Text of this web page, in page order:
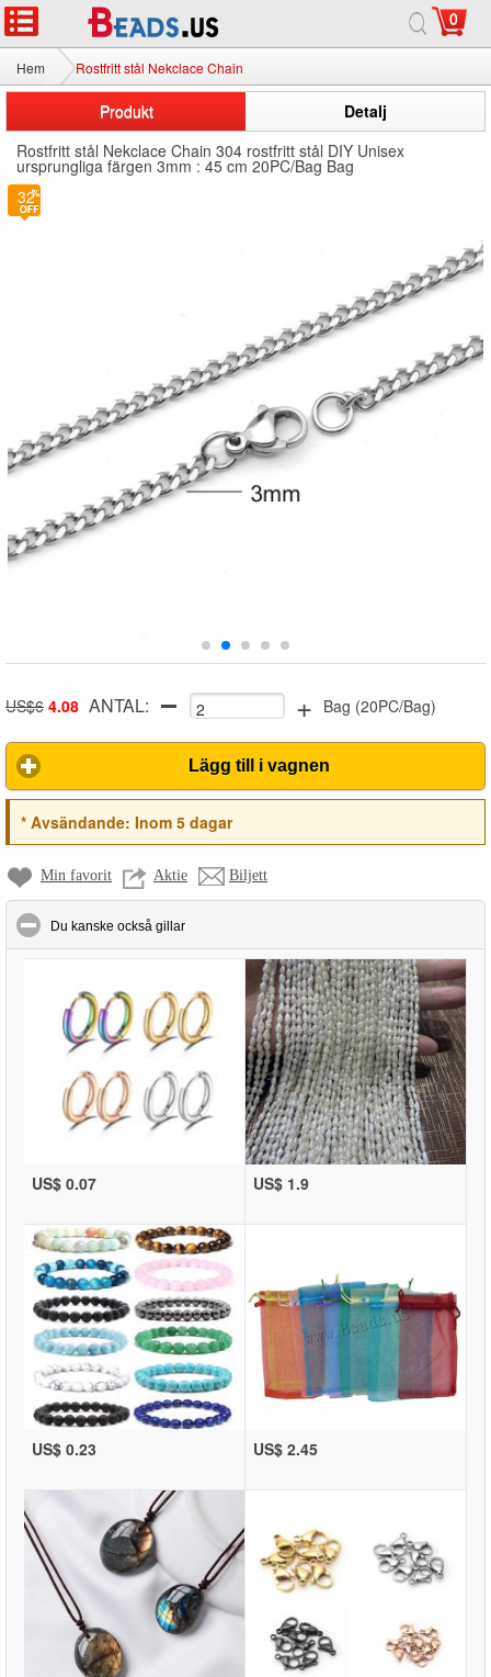
0
Hem Rostfritt stål Nekclace Chain
Produkt
Detalj
Rostfritt stål Nekclace Chain 304 rostfritt stål DIY Unisex
ursprungliga färgen 3mm : 45 cm 20PC/Bag Bag
US$6 4.08 ANTAL: + Bag (20PC/Bag)
Lägg till i vagnen
*Avsändande: Inom 5 dagar
Min favorit Aktie Biljett
Du kanske också gillar
US$ 0.07 US$ 1.9
US$ 0.23 US$ 2.45